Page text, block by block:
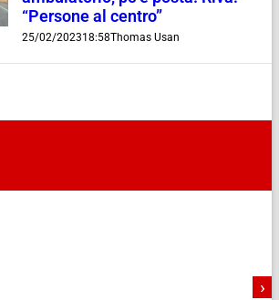
“Persone al centro”
25/02/202318:58Thomas Usan
›